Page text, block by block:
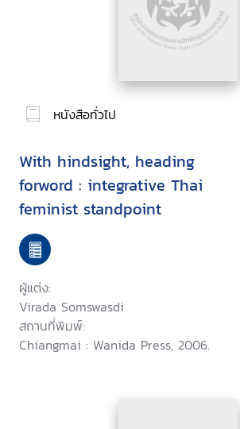
หนังสือทั่วไป
With hindsight, heading
forword : integrative Thai
feminist standpoint
ผู้แต่ง:
Virada Somswasdi
สถานที่พิมพ์:
Chiangmai : Wanida Press, 2006.